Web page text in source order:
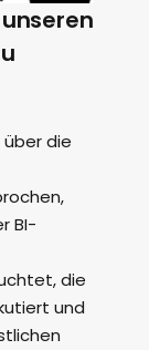
über die
BI-
die
und